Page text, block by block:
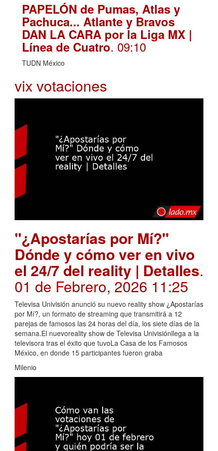
PAPELÓN de Pumas, Atlas y
Pachuca... Atlante y Bravos
DAN LA CARA por la Liga MX |
Línea de Cuatro. 09:10
TUDN México
vix votaciones
"¿Apostarías por Mí?"
Dónde y cómo ver en vivo
el 24/7 del reality | Detalles.
01 de Febrero, 2026 11:25
Televisa Univisión anunció su nuevo reality show ¿Apostarías
por Mí?, un formato de streaming que transmitirá a 12
parejas de famosos las 24 horas del día, los siete días de la
semana.El nuevoreality show de Televisa Univisiónllega a la
televisora tras el éxito que tuvoLa Casa de los Famosos
México, en donde 15 participantes fueron graba
Milenio